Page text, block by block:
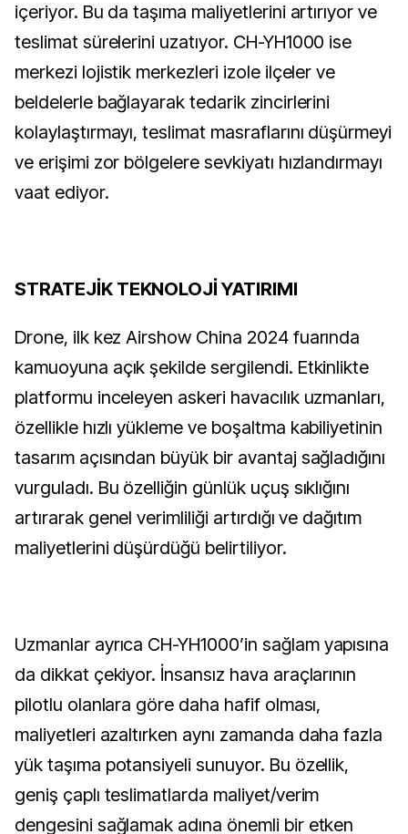
içeriyor. Bu da taşıma maliyetlerini artırıyor ve
teslimat sürelerini uzatıyor. CH-YH1000 ise
merkezi lojistik merkezleri izole ilçeler ve
beldelerle bağlayarak tedarik zincirlerini
kolaylaştırmayı, teslimat masraflarını düşürmeyi
ve erişimi zor bölgelere sevkiyatı hızlandırmayı
vaat ediyor.
STRATEJİK TEKNOLOJİ YATIRIMI
Drone, ilk kez Airshow China 2024 fuarında
kamuoyuna açık şekilde sergilendi. Etkinlikte
platformu inceleyen askeri havacılık uzmanları,
özellikle hızlı yükleme ve boşaltma kabiliyetinin
tasarım açısından büyük bir avantaj sağladığını
vurguladı. Bu özelliğin günlük uçuş sıklığını
artırarak genel verimliliği artırdığı ve dağıtım
maliyetlerini düşürdüğü belirtiliyor.
Uzmanlar ayrıca CH-YH1000’in sağlam yapısına
da dikkat çekiyor. İnsansız hava araçlarının
pilotlu olanlara göre daha hafif olması,
maliyetleri azaltırken aynı zamanda daha fazla
yük taşıma potansiyeli sunuyor. Bu özellik,
geniş çaplı teslimatlarda maliyet/verim
dengesini sağlamak adına önemli bir etken